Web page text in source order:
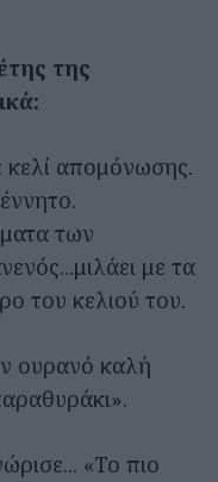
της
απομόνωσης.
των
με τα
του κελιού του.
ουρανό καλή
«Το πιο